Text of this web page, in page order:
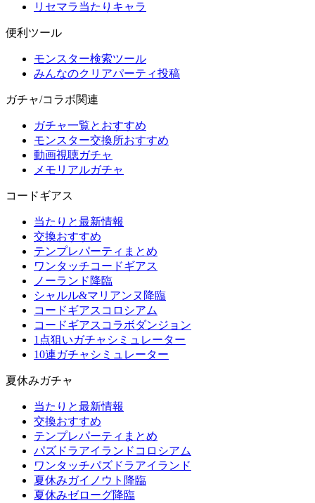
リセマラ当たりキャラ
便利ツール
モンスター検索ツール
みんなのクリアパーティ投稿
ガチャ/コラボ関連
ガチャ一覧とおすすめ
モンスター交換所おすすめ
動画視聴ガチャ
メモリアルガチャ
コードギアス
当たりと最新情報
交換おすすめ
テンプレパーティまとめ
ワンタッチコードギアス
ノーランド降臨
シャルル&マリアンヌ降臨
コードギアスコロシアム
コードギアスコラボダンジョン
1点狙いガチャシミュレーター
10連ガチャシミュレーター
夏休みガチャ
当たりと最新情報
交換おすすめ
テンプレパーティまとめ
パズドラアイランドコロシアム
ワンタッチパズドラアイランド
夏休みガイノウト降臨
夏休みゼローグ降臨